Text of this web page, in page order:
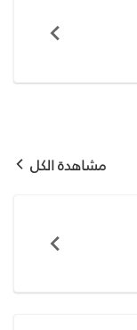
مشاهدة الكل